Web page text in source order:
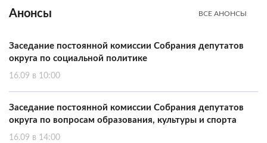
Анонсы ВСЕ АНОНСЫ
Заседание постоянной комиссии Собрания депутатов
округа по социальной политике
16.09 в 10:00
Заседание постоянной комиссии Собрания депутатов
округа по вопросам образования, культуры и спорта
16.09 в 14:00